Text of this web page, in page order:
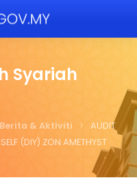
Syariah
Berita & Aktiviti
AUDIT
(DIY) ZON AMETHYST